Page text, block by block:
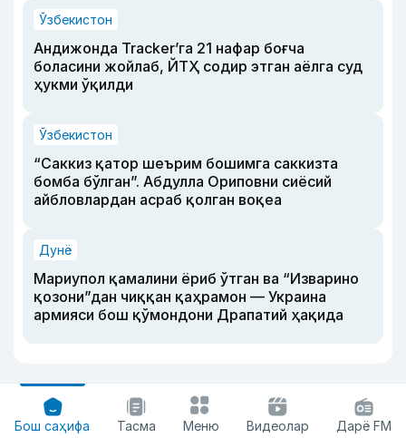
Ўзбекистон
Андижонда Tracker’га 21 нафар боғча
боласини жойлаб, ЙТҲ содир этган аёлга суд
ҳукми ўқилди
Ўзбекистон
“Саккиз қатор шеърим бошимга саккизта
бомба бўлган”. Абдулла Ориповни сиёсий
айбловлардан асраб қолган воқеа
Дунё
Мариупол қамалини ёриб ўтган ва “Изварино
қозони”дан чиққан қаҳрамон — Украина
армияси бош қўмондони Драпатий ҳақида
Бош саҳифа Тасма Меню Видеолар Дарё FM